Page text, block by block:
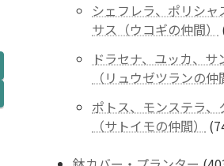
シェフレラ、ポリシャ
サス（ウコギの仲間）
ドラセナ、ユッカ、サ
（リュウゼツランの仲
ポトス、モンステラ、
（サトイモの仲間）